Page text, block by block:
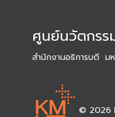
ศูนย์นวัตกรร
สำนักงานอธิการบดี มห
© 2026